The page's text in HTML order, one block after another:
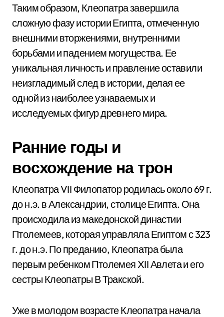
Таким образом, Клеопатра завершила
сложную фазу истории Египта, отмеченную
внешними вторжениями, внутренними
борьбами и падением могущества. Ее
уникальная личность и правление оставили
неизгладимый след в истории, делая ее
одной из наиболее узнаваемых и
исследуемых фигур древнего мира.
Ранние годы и
восхождение на трон
Клеопатра VII Филопатор родилась около 69 г.
до н.э. в Александрии, столице Египта. Она
происходила из македонской династии
Птолемеев, которая управляла Египтом с 323
г. до н.э. По преданию, Клеопатра была
первым ребенком Птолемея XII Авлета и его
сестры Клеопатры В Тракской.
Уже в молодом возрасте Клеопатра начала